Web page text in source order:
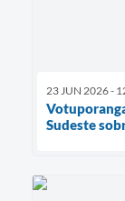
23 JUN 2026 -
Sudeste